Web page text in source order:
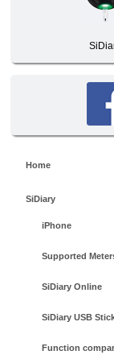
Home
SiDiary
iPhone
Supported
SiDiary Online
SiDiary USB
Function